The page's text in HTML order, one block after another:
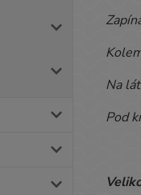
Na
Pod